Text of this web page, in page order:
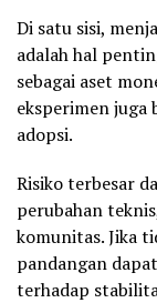
Di satu sisi,
adalah hal
sebagai aset
eksperimen
adopsi.
Risiko terbesar
perubahan
komunitas. Jika
pandangan
terhadap